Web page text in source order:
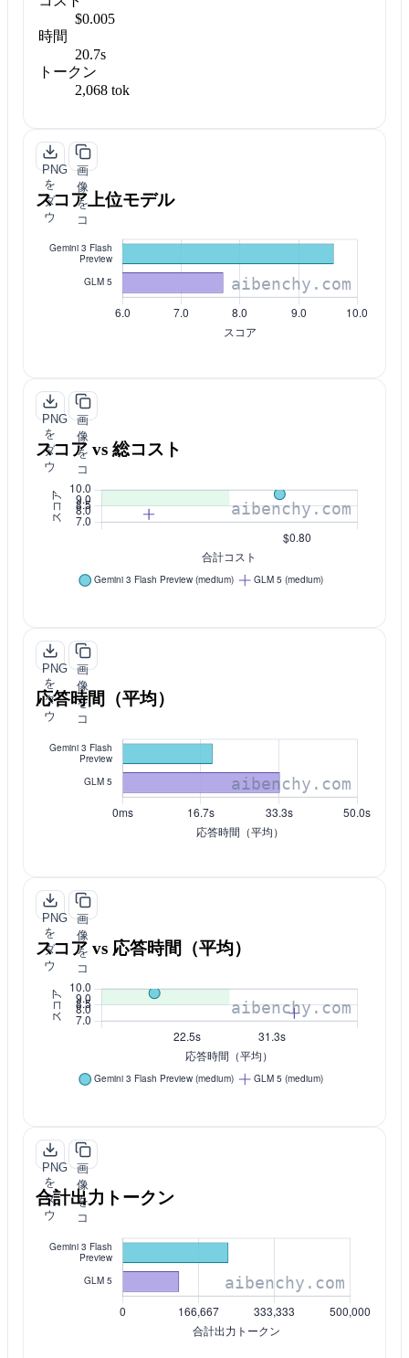
$0.005
時間
20.7s
トークン
2,068 tok
PNG
を
ダ
ウ
ロ
画
像
を
コ
ー
スコア上位モデル
PNG
を
ダ
ウ
ロ
ー
画
像
を
コ
ピ
ー
スコア vs 総コスト
PNG
を
ダ
ウ
ロ
画
像
を
コ
ー
応答時間（平均）
PNG
を
ダ
ウ
ロ
ー
画
像
を
コ
ピ
ー
スコア vs 応答時間（平均）
PNG
を
ダ
ウ
ロ
画
像
を
コ
ー
合計出力トークン